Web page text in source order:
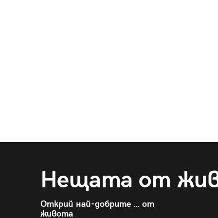
Нещата от
Открий най-добрите … от
живота